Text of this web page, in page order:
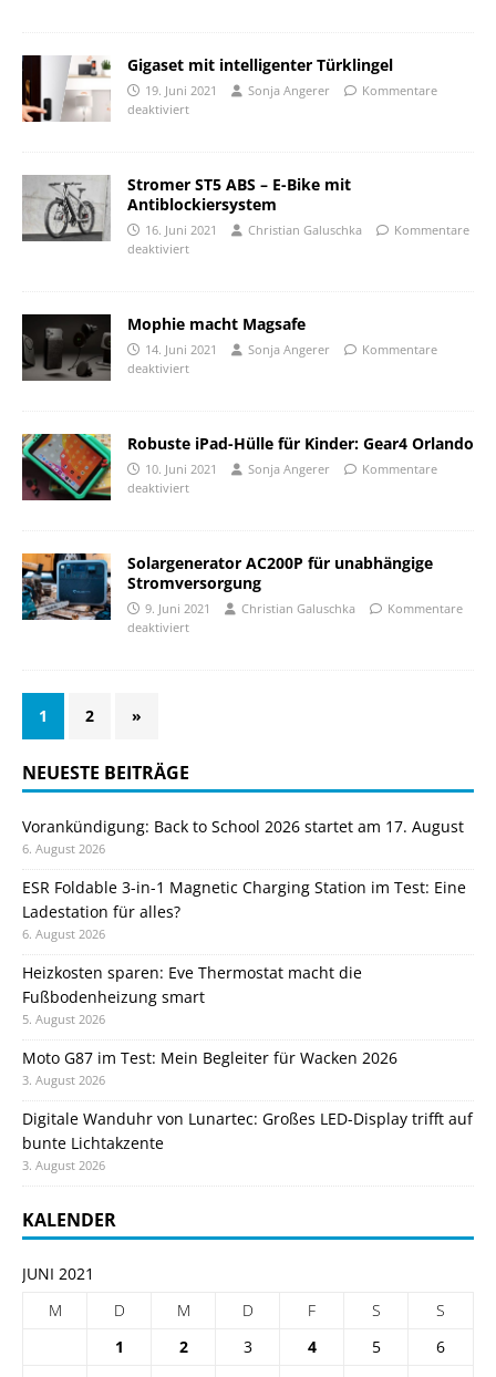
Gigaset mit intelligenter Türklingel
19. Juni 2021 Sonja Angerer
Kommentare
deaktiviert
Stromer ST5 ABS – E-Bike mit
Antiblockiersystem
16. Juni 2021 Christian Galuschka
Kommentare
deaktiviert
Mophie macht Magsafe
14. Juni 2021 Sonja Angerer
Kommentare
deaktiviert
Robuste iPad-Hülle für Kinder: Gear4 Orlando
10. Juni 2021 Sonja Angerer
Kommentare
deaktiviert
Solargenerator AC200P für unabhängige
Stromversorgung
9. Juni 2021 Christian Galuschka
Kommentare
deaktiviert
1 2 »
NEUESTE BEITRÄGE
Vorankündigung: Back to School 2026 startet am 17. August
6. August 2026
ESR Foldable 3-in-1 Magnetic Charging Station im Test: Eine
Ladestation für alles?
6. August 2026
Heizkosten sparen: Eve Thermostat macht die
Fußbodenheizung smart
5. August 2026
Moto G87 im Test: Mein Begleiter für Wacken 2026
3. August 2026
Digitale Wanduhr von Lunartec: Großes LED-Display trifft auf
bunte Lichtakzente
3. August 2026
KALENDER
JUNI 2021
M
D M D F S
S
1
2 3 4 5
6